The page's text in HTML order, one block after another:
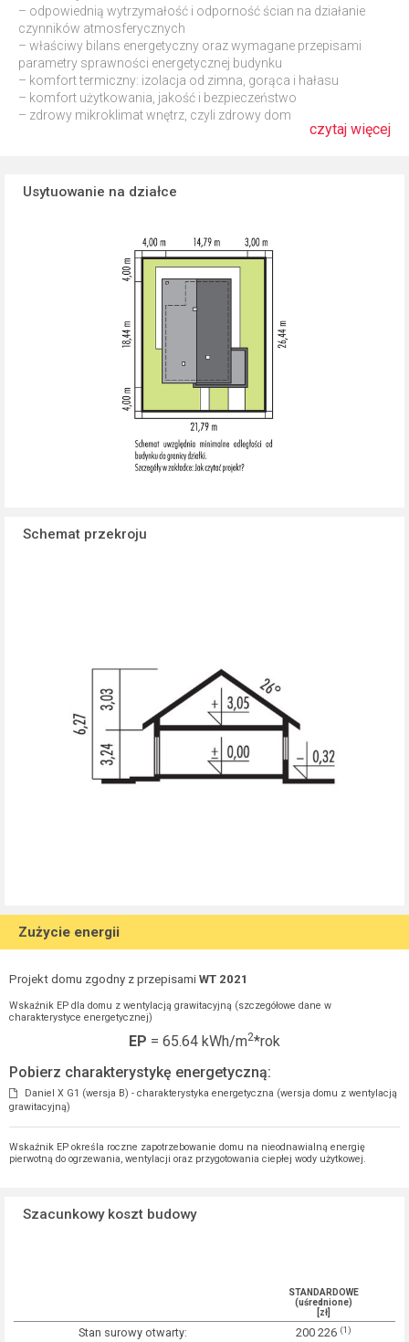
– odpowiednią wytrzymałość i odporność ścian na działanie
czynników atmosferycznych
– właściwy bilans energetyczny oraz wymagane przepisami
parametry sprawności energetycznej budynku
– komfort termiczny: izolacja od zimna, gorąca i hałasu
– komfort użytkowania, jakość i bezpieczeństwo
– zdrowy mikroklimat wnętrz, czyli zdrowy dom
czytaj więcej
Usytuowanie na działce
Schemat przekroju
Zużycie energii
Projekt domu zgodny z przepisami WT 2021
Wskaźnik EP dla domu z wentylacją grawitacyjną (szczegółowe dane w
charakterystyce energetycznej)
EP = 65.64 kWh/m2*rok
Pobierz charakterystykę energetyczną:
Daniel X G1 (wersja B) - charakterystyka energetyczna (wersja domu z wentylacją
grawitacyjną)
Wskaźnik EP określa roczne zapotrzebowanie domu na nieodnawialną energię
pierwotną do ogrzewania, wentylacji oraz przygotowania ciepłej wody użytkowej.
Szacunkowy koszt budowy
STANDARDOWE
(uśrednione)
[zł]
Stan surowy otwarty: 200 226 (1)